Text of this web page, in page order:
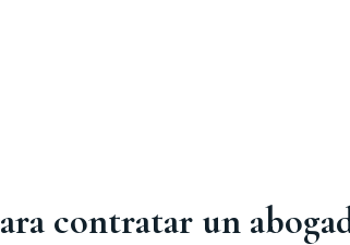
contratar un